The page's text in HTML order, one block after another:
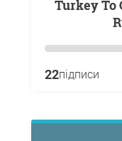
Turkey To
22підписи